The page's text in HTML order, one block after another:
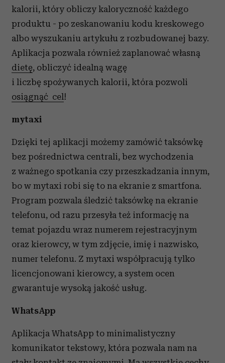
kalorii, który obliczy kaloryczność każdego
produktu - po zeskanowaniu kodu kreskowego
albo wyszukaniu artykułu z rozbudowanej bazy.
Aplikacja pozwala również zaplanować własną
dietę, obliczyć idealną wagę
i liczbę spożywanych kalorii, która pozwoli
osiągnąć cel!
mytaxi
Dzięki tej aplikacji możemy zamówić taksówkę
bez pośrednictwa centrali, bez wychodzenia
z ważnego spotkania czy przeszkadzania innym,
bo w mytaxi robi się to na ekranie z smartfona.
Program pozwala śledzić taksówkę na ekranie
telefonu, od razu przesyła też informację na
temat pojazdu wraz numerem rejestracyjnym
oraz kierowcy, w tym zdjęcie, imię i nazwisko,
numer telefonu. Z mytaxi współpracują tylko
licencjonowani kierowcy, a system ocen
gwarantuje wysoką jakość usług.
WhatsApp
Aplikacja WhatsApp to minimalistyczny
komunikator tekstowy, która pozwala nam na